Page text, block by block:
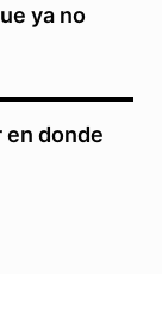
ya no
donde